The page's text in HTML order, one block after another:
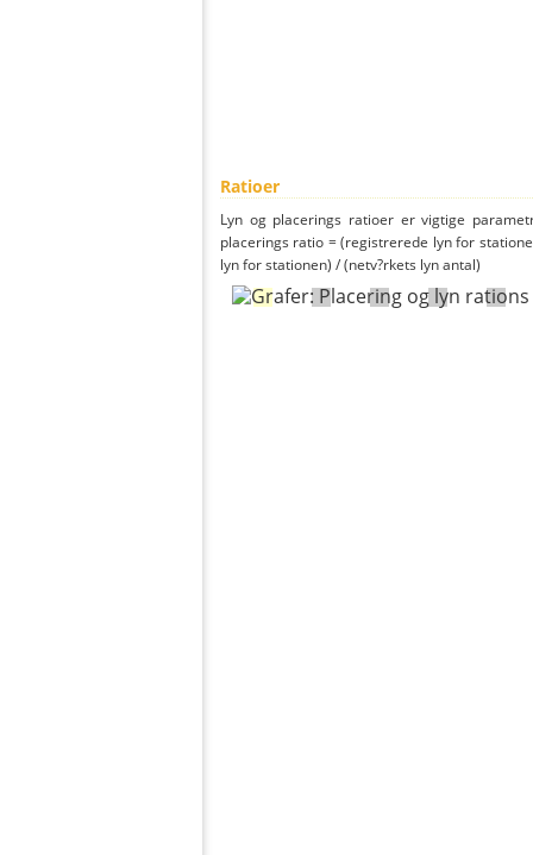
Ratioer
Lyn og placerings ratioer er vigtige
placerings ratio = (registrerede lyn for
lyn for stationen) / (netv?rkets lyn antal)